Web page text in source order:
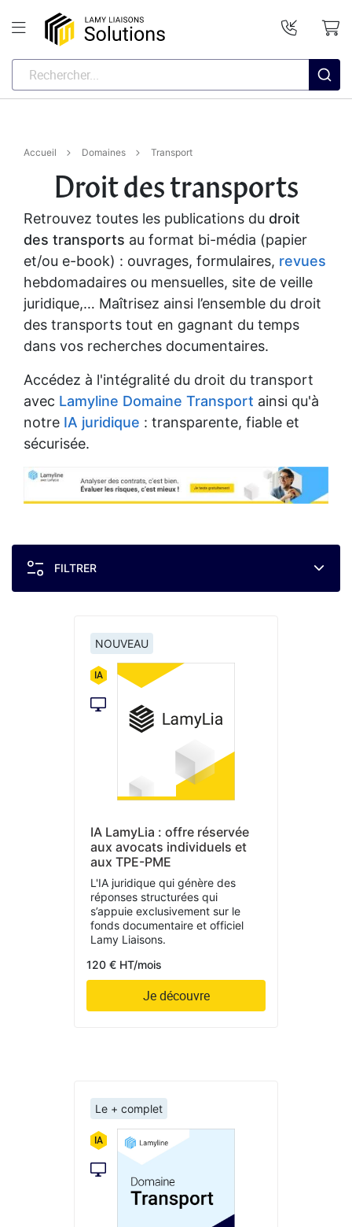
Accueil Domaines Transport
Droit des transports
Retrouvez toutes les publications du droit
des transports au format bi-média (papier
et/ou e-book) : ouvrages, formulaires, revues
hebdomadaires ou mensuelles, site de veille
juridique,… Maîtrisez ainsi l’ensemble du droit
des transports tout en gagnant du temps
dans vos recherches documentaires.
Accédez à l'intégralité du droit du transport
avec Lamyline Domaine Transport ainsi qu'à
notre IA juridique : transparente, fiable et
sécurisée.
FILTRER
NOUVEAU
IA LamyLia : offre réservée
aux avocats individuels et
aux TPE-PME
L'IA juridique qui génère des
réponses structurées qui
s’appuie exclusivement sur le
fonds documentaire et officiel
Lamy Liaisons.
120 € HT/mois
Je découvre
Le + complet